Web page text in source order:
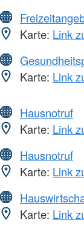
Karte: Link
Karte: Link
Hausnotruf
Karte: Link
Hausnotruf
Karte: Link
Karte: Link